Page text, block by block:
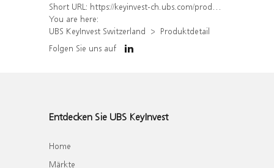
Short URL: https://keyinvest-ch.ubs.com/produkt/detail/index/isin/CH1582449810
You are here:
UBS KeyInvest Switzerland
Produktdetail
Folgen Sie uns auf
Entdecken Sie UBS KeyInvest
Home
Märkte